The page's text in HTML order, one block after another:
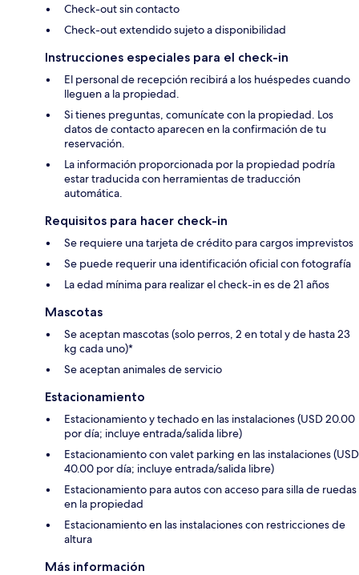
Check-out sin contacto
Check-out extendido sujeto a disponibilidad
Instrucciones especiales para el check-in
El personal de recepción recibirá a los huéspedes cuando
lleguen a la propiedad.
Si tienes preguntas, comunícate con la propiedad. Los
datos de contacto aparecen en la confirmación de tu
reservación.
La información proporcionada por la propiedad podría
estar traducida con herramientas de traducción
automática.
Requisitos para hacer check-in
Se requiere una tarjeta de crédito para cargos imprevistos
Se puede requerir una identificación oficial con fotografía
La edad mínima para realizar el check-in es de 21 años
Mascotas
Se aceptan mascotas (solo perros, 2 en total y de hasta 23
kg cada uno)*
Se aceptan animales de servicio
Estacionamiento
Estacionamiento y techado en las instalaciones (USD 20.00
por día; incluye entrada/salida libre)
Estacionamiento con valet parking en las instalaciones (USD
40.00 por día; incluye entrada/salida libre)
Estacionamiento para autos con acceso para silla de ruedas
en la propiedad
Estacionamiento en las instalaciones con restricciones de
altura
Más información